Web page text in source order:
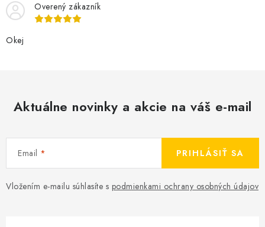
Overený zákazník
Okej
Aktuálne novinky a akcie na váš e-mail
Email
Vložením e-mailu súhlasíte s podmienkami ochrany osobných údajov
PRIHLÁSIŤ SA